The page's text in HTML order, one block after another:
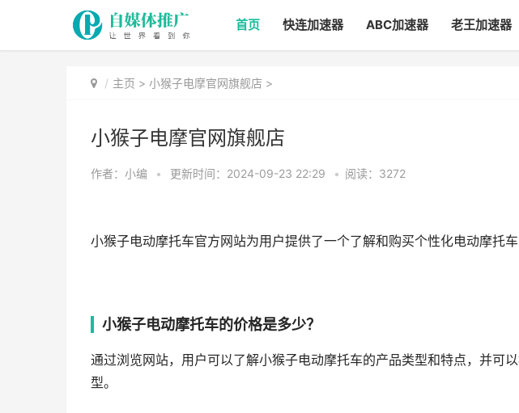
首页 快连加速器 ABC加速器 老王加速器
主页 > 小猴子电摩官网旗舰店 >
小猴子电摩官网旗舰店
作者：小编 • 更新时间：2024-09-23 22:29 • 阅读：3272
小猴子电动摩托车官方网站为用户提供了一个了解和购买个性化电动摩托车
小猴子电动摩托车的价格是多少？
通过浏览网站，用户可以了解小猴子电动摩托车的产品类型和特点，并可
型。